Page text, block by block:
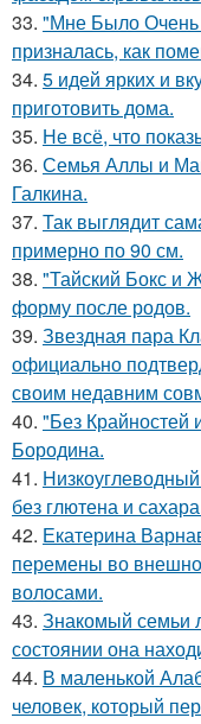
33. "Мне Было Очень
призналась, как
34. 5 идей ярких и
приготовить дома.
35. Не всё, что
36. Семья Аллы и
Галкина.
37. Так выглядит
примерно по 90 см.
38. "Тайский Бокс и
форму после родов.
39. Звездная пара
официально
своим недавним
40. "Без Крайностей
Бородина.
41.
без глютена и
42. Екатерина
перемены во
волосами.
43. Знакомый семьи
состоянии она
44. В маленькой
человек, который